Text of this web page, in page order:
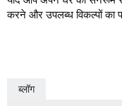
करने और उपलब्ध विकल्पों
ब्लॉग